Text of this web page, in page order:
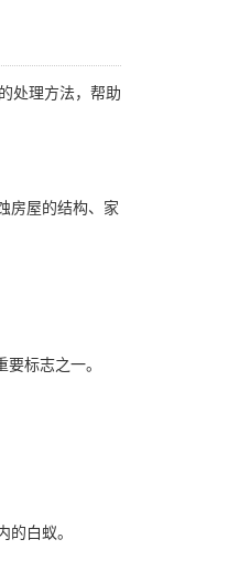
处理方法，帮助
房屋的结构、家
要标志之一。
白蚁。